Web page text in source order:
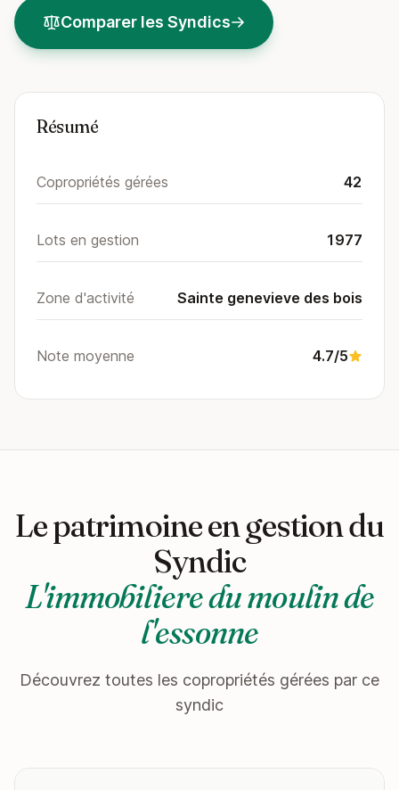
Comparer les Syndics
Résumé
Copropriétés gérées 42
Lots en gestion 1977
Zone d'activité Sainte genevieve des bois
Note moyenne 4.7/5
Le patrimoine en gestion du
Syndic
L'immobiliere du moulin de
l'essonne
Découvrez toutes les copropriétés gérées par ce
syndic